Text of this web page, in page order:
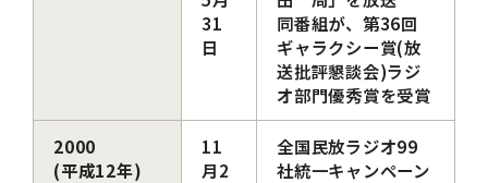
31
日
同番組が、第36回
ギャラクシー賞(放
送批評懇談会)ラジ
オ部門優秀賞を受賞
2000
(平成12年)
11
月2
全国民放ラジオ99
社統一キャンペーン